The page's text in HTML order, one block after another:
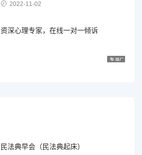
2022-11-02
资深心理专家，在线一对一倾诉
民法典早会（民法典起床）